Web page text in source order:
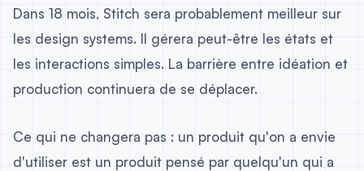
Dans 18 mois, Stitch sera probablement meilleur sur
les design systems. Il gérera peut-être les états et
les interactions simples. La barrière entre idéation et
production continuera de se déplacer.
Ce qui ne changera pas : un produit qu'on a envie
d'utiliser est un produit pensé par quelqu'un qui a